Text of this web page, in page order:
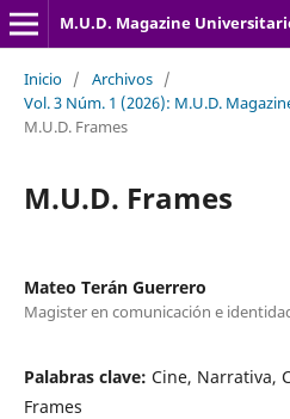
M.U.D. Magazine
Inicio / Archivos /
Vol. 3 Núm. 1 (2026): M.U.D.
M.U.D. Frames
M.U.D. Frames
Mateo Terán Guerrero
Magister en comunicación e
Palabras clave: Cine, Narrativa,
Frames